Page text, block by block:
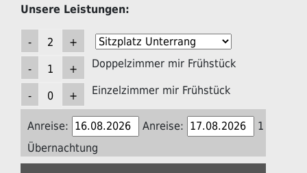
Unsere Leistungen:
Doppelzimmer mir Frühstück
Einzelzimmer mir Frühstück
Anreise: Anreise:
1
Übernachtung